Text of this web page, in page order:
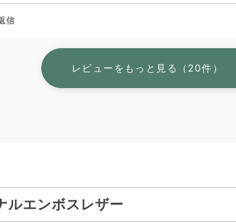
信
レビューをもっと見る（20件）
ルエンボスレザー